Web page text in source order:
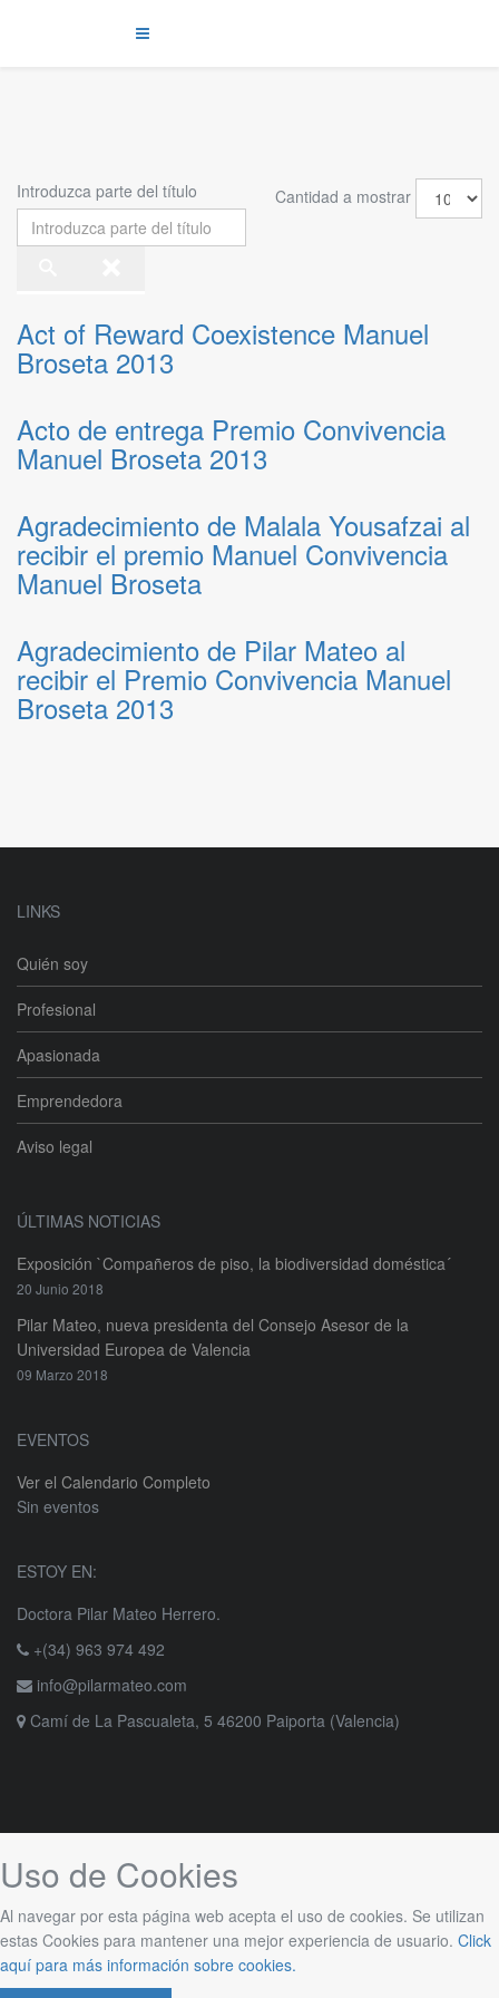
Introduzca parte del título Cantidad a mostrar
Act of Reward Coexistence Manuel
Broseta 2013
Acto de entrega Premio Convivencia
Manuel Broseta 2013
Agradecimiento de Malala Yousafzai al
recibir el premio Manuel Convivencia
Manuel Broseta
Agradecimiento de Pilar Mateo al
recibir el Premio Convivencia Manuel
Broseta 2013
LINKS
Quién soy
Profesional
Apasionada
Emprendedora
Aviso legal
ÚLTIMAS NOTICIAS
Exposición `Compañeros de piso, la biodiversidad doméstica´
20 Junio 2018
Pilar Mateo, nueva presidenta del Consejo Asesor de la
Universidad Europea de Valencia
09 Marzo 2018
EVENTOS
Ver el Calendario Completo
Sin eventos
ESTOY EN:
Doctora Pilar Mateo Herrero.
+(34) 963 974 492
info@pilarmateo.com
Camí de La Pascualeta, 5 46200 Paiporta (Valencia)
Uso de Cookies
Al navegar por esta página web acepta el uso de cookies. Se utilizan
estas Cookies para mantener una mejor experiencia de usuario. Click
aquí para más información sobre cookies.